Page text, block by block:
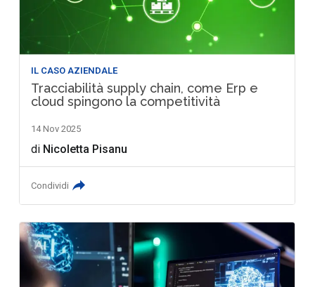
IL CASO AZIENDALE
Tracciabilità supply chain, come Erp e
cloud spingono la competitività
14 Nov 2025
di Nicoletta Pisanu
Condividi